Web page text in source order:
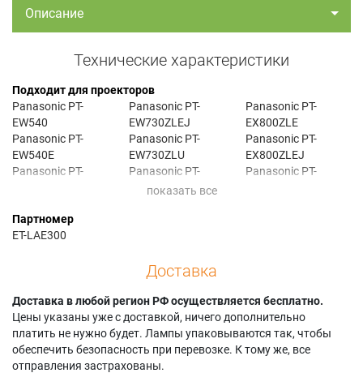
Описание
Технические характеристики
Подходит для проекторов
Panasonic PT-
EW540
Panasonic PT-
EW540E
Panasonic PT-
EW540EL
Panasonic PT-
Panasonic PT-
EW540LE
Panasonic PT-
EW540LEJ
Panasonic PT-
Panasonic PT-
EW730ZLEJ
Panasonic PT-
EW730ZLU
Panasonic PT-
EW730ZU
EX510EJ
EX510EL
Panasonic PT-
EX510L
Panasonic PT-
EX510LE
Panasonic PT-
EX800ZLE
Panasonic PT-
EX800ZLEJ
Panasonic PT-
EZ580EJ
Panasonic PT-
EZ580EL
Panasonic PT-
Партномер
ET-LAE300
Доставка
Доставка в любой регион РФ осуществляется бесплатно.
Цены указаны уже с доставкой, ничего дополнительно
платить не нужно будет. Лампы упаковываются так, чтобы
обеспечить безопасность при перевозке. К тому же, все
отправления застрахованы.